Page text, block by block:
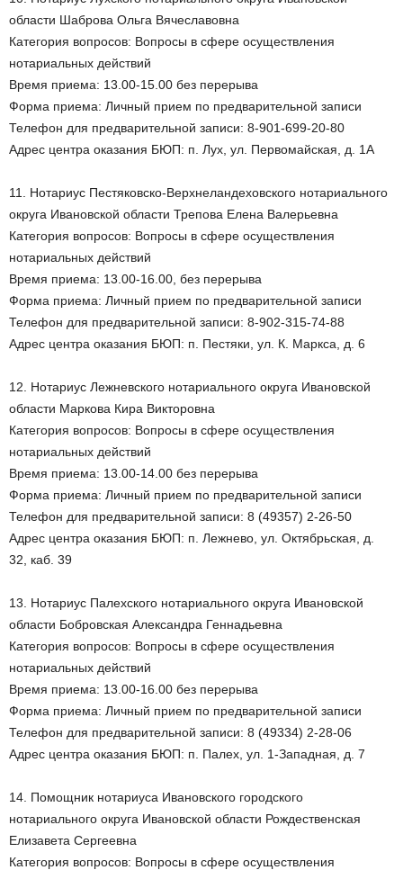
области Шаброва Ольга Вячеславовна
Категория вопросов: Вопросы в сфере осуществления
нотариальных действий
Время приема: 13.00-15.00 без перерыва
Форма приема: Личный прием по предварительной записи
Телефон для предварительной записи: 8-901-699-20-80
Адрес центра оказания БЮП: п. Лух, ул. Первомайская, д. 1А
11. Нотариус Пестяковско-Верхнеландеховского нотариального
округа Ивановской области Трепова Елена Валерьевна
Категория вопросов: Вопросы в сфере осуществления
нотариальных действий
Время приема: 13.00-16.00, без перерыва
Форма приема: Личный прием по предварительной записи
Телефон для предварительной записи: 8-902-315-74-88
Адрес центра оказания БЮП: п. Пестяки, ул. К. Маркса, д. 6
12. Нотариус Лежневского нотариального округа Ивановской
области Маркова Кира Викторовна
Категория вопросов: Вопросы в сфере осуществления
нотариальных действий
Время приема: 13.00-14.00 без перерыва
Форма приема: Личный прием по предварительной записи
Телефон для предварительной записи: 8 (49357) 2-26-50
Адрес центра оказания БЮП: п. Лежнево, ул. Октябрьская, д.
32, каб. 39
13. Нотариус Палехского нотариального округа Ивановской
области Бобровская Александра Геннадьевна
Категория вопросов: Вопросы в сфере осуществления
нотариальных действий
Время приема: 13.00-16.00 без перерыва
Форма приема: Личный прием по предварительной записи
Телефон для предварительной записи: 8 (49334) 2-28-06
Адрес центра оказания БЮП: п. Палех, ул. 1-Западная, д. 7
14. Помощник нотариуса Ивановского городского
нотариального округа Ивановской области Рождественская
Елизавета Сергеевна
Категория вопросов: Вопросы в сфере осуществления